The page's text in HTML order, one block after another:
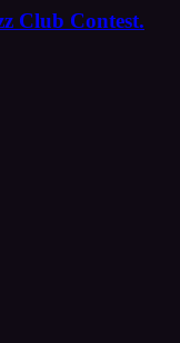
Club Contest.